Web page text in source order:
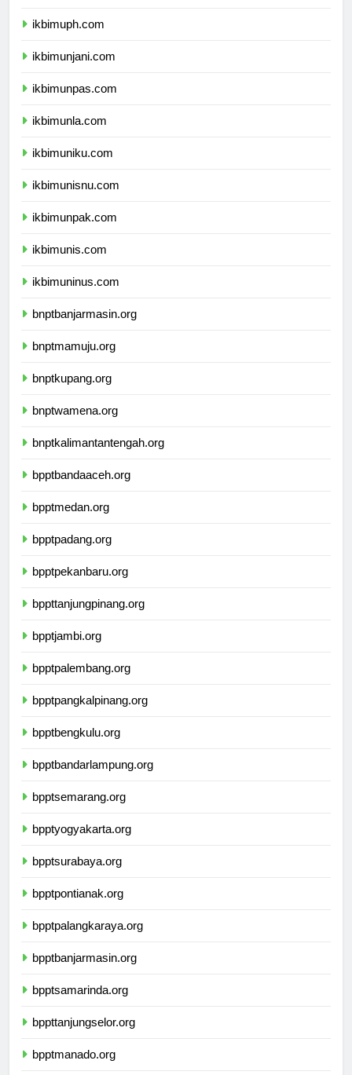
ikbimuph.com
ikbimunjani.com
ikbimunpas.com
ikbimunla.com
ikbimuniku.com
ikbimunisnu.com
ikbimunpak.com
ikbimunis.com
ikbimuninus.com
bnptbanjarmasin.org
bnptmamuju.org
bnptkupang.org
bnptwamena.org
bnptkalimantantengah.org
bpptbandaaceh.org
bpptmedan.org
bpptpadang.org
bpptpekanbaru.org
bppttanjungpinang.org
bpptjambi.org
bpptpalembang.org
bpptpangkalpinang.org
bpptbengkulu.org
bpptbandarlampung.org
bpptsemarang.org
bpptyogyakarta.org
bpptsurabaya.org
bpptpontianak.org
bpptpalangkaraya.org
bpptbanjarmasin.org
bpptsamarinda.org
bppttanjungselor.org
bpptmanado.org